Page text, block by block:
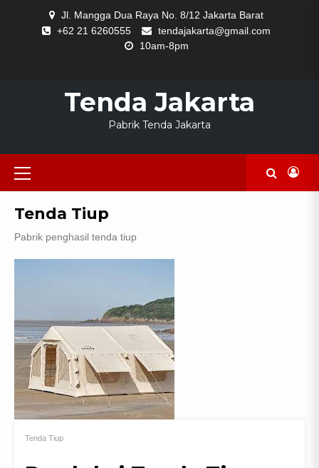
Jl. Mangga Dua Raya No. 8/12 Jakarta Barat
+62 21 6260555
tendajakarta@gmail.com
10am-8pm
Tenda Jakarta
Pabrik Tenda Jakarta
Primary
Menu
Tenda Tiup
Pabrik penghasil tenda tiup
Tenda Tiup